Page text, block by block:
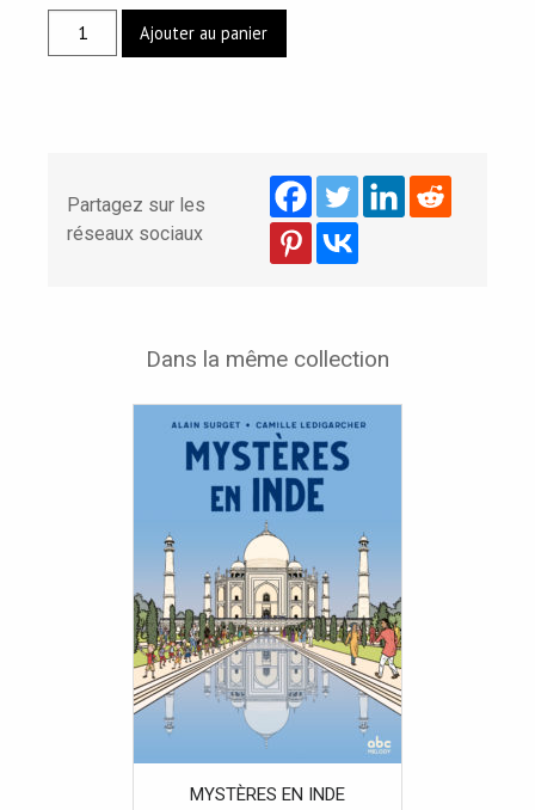
quantité
de
Ajouter au panier
Partagez sur les
réseaux sociaux
Dans la même collection
MYSTÈRES EN INDE